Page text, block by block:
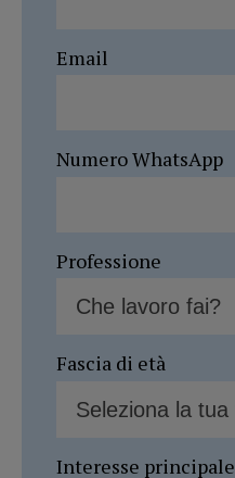
Email
Numero WhatsApp
Professione
Fascia di età
Interesse principale